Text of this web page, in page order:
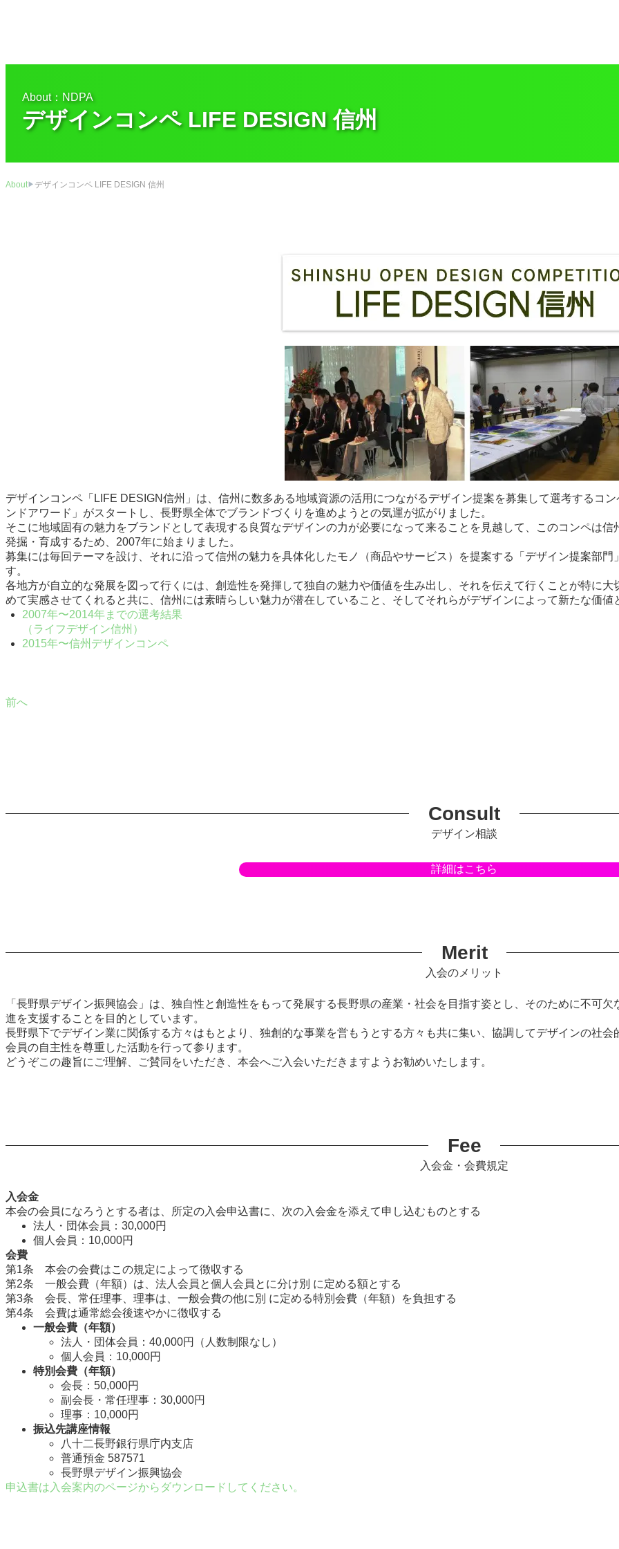
About：NDPA
デザインコンペ LIFE DESIGN 信州
About▶ デザインコンペ LIFE DESIGN 信州
デザインコンペ「LIFE DESIGN信州」は、信州に数多ある地域資源の活用につながるデザイン提案を募集して選考するコ
ンドアワード」がスタートし、長野県全体でブランドづくりを進めようとの気運が拡がりました。
そこに地域固有の魅力をブランドとして表現する良質なデザインの力が必要になって来ることを見越して、このコンペは
発掘・育成するため、2007年に始まりました。
募集には毎回テーマを設け、それに沿って信州の魅力を具体化したモノ（商品やサービス）を提案する「デザイン提案部
す。
各地方が自立的な発展を図って行くには、創造性を発揮して独自の魅力や価値を生み出し、それを伝えて行くことが特に
めて実感させてくれると共に、信州には素晴らしい魅力が潜在していること、そしてそれらがデザインによって新たな価
2007年〜2014年までの選考結果
（ライフデザイン信州）
2015年〜信州デザインコンペ
前へ
Consult
デザイン相談
詳細はこちら
Merit
入会のメリット
「長野県デザイン振興協会」は、独自性と創造性をもって発展する長野県の産業・社会を目指す姿とし、そのために不可
進を支援することを目的としています。
長野県下でデザイン業に関係する方々はもとより、独創的な事業を営もうとする方々も共に集い、協調してデザインの社
会員の自主性を尊重した活動を行って参ります。
どうぞこの趣旨にご理解、ご賛同をいただき、本会へご入会いただきますようお勧めいたします。
Fee
入会金・会費規定
入会金
本会の会員になろうとする者は、所定の入会申込書に、次の入会金を添えて申し込むものとする
法人・団体会員：30,000円
個人会員：10,000円
会費
第1条 本会の会費はこの規定によって徴収する
第2条 一般会費（年額）は、法人会員と個人会員とに分け別 に定める額とする
第3条 会長、常任理事、理事は、一般会費の他に別 に定める特別会費（年額）を負担する
第4条 会費は通常総会後速やかに徴収する
一般会費（年額）
法人・団体会員：40,000円（人数制限なし）
個人会員：10,000円
特別会費（年額）
会長：50,000円
副会長・常任理事：30,000円
理事：10,000円
振込先講座情報
八十二長野銀行県庁内支店
普通預金 587571
長野県デザイン振興協会
申込書は入会案内のページからダウンロードしてください。